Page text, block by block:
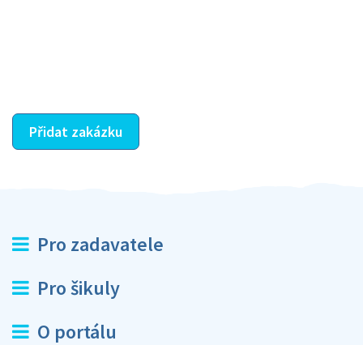
Přidat zakázku
Pro zadavatele
Pro šikuly
O portálu